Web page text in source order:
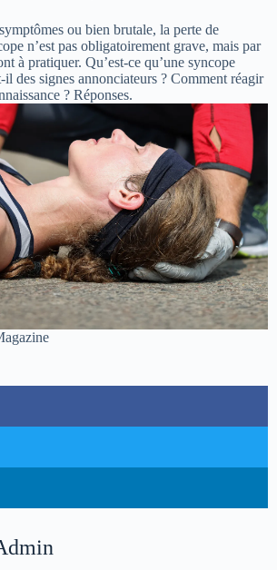
ou bien brutale, la perte de
n’est pas obligatoirement grave, mais par
à pratiquer. Qu’est-ce qu’une syncope
il des signes annonciateurs ? Comment réagir
? Réponses.